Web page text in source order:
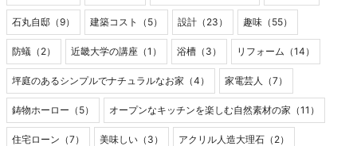
石丸自邸（9） 建築コスト（5） 設計（23） 趣味（55）
防蟻（2） 近畿大学の講座（1） 浴槽（3） リフォーム（14）
坪庭のあるシンプルでナチュラルなお家（4） 家電芸人（7）
鋳物ホーロー（5） オープンなキッチンを楽しむ自然素材の家（11）
住宅ローン（7） 美味しい（3） アクリル人造大理石（2）